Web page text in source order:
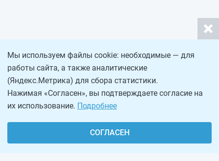
Мы используем файлы cookie: необходимые — для
работы сайта, а также аналитические
(Яндекс.Метрика) для сбора статистики.
Нажимая «Согласен», вы подтверждаете согласие на
их использование. Подробнее
СОГЛАСЕН